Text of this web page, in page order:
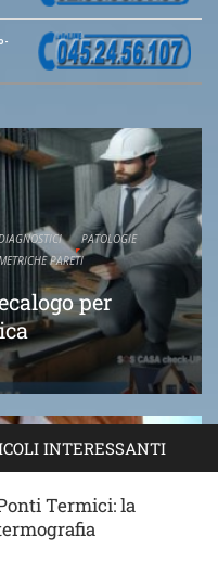
INTERESSANTI
Termici: la
PATOLOGIE
PARETI
per